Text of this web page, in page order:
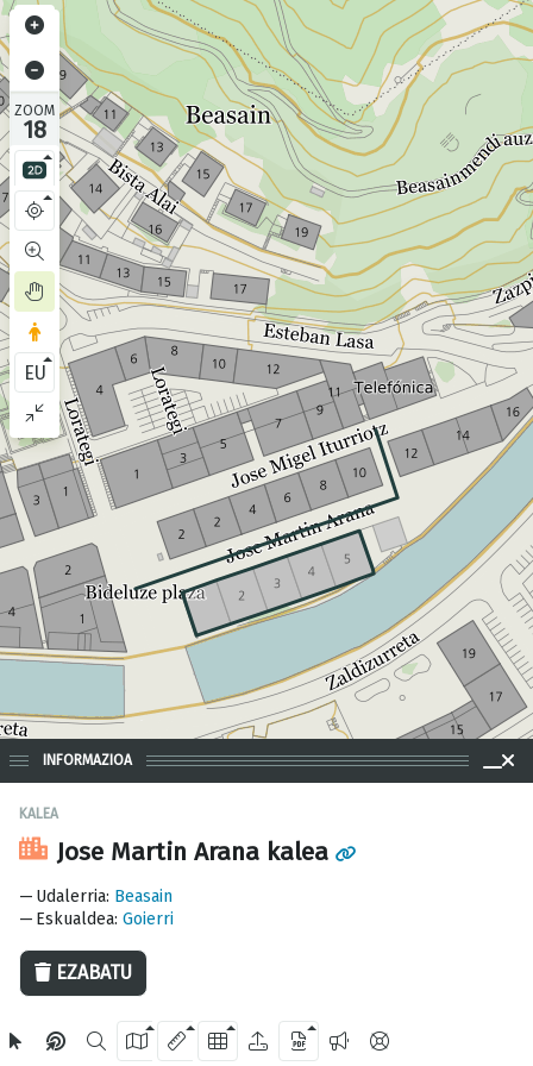
ZOOM
18
EU
OpenStreetMap
INFORMAZIOA
KALEA
Jose Martin Arana kalea
Udalerria: Beasain
Eskualdea: Goierri
EZABATU